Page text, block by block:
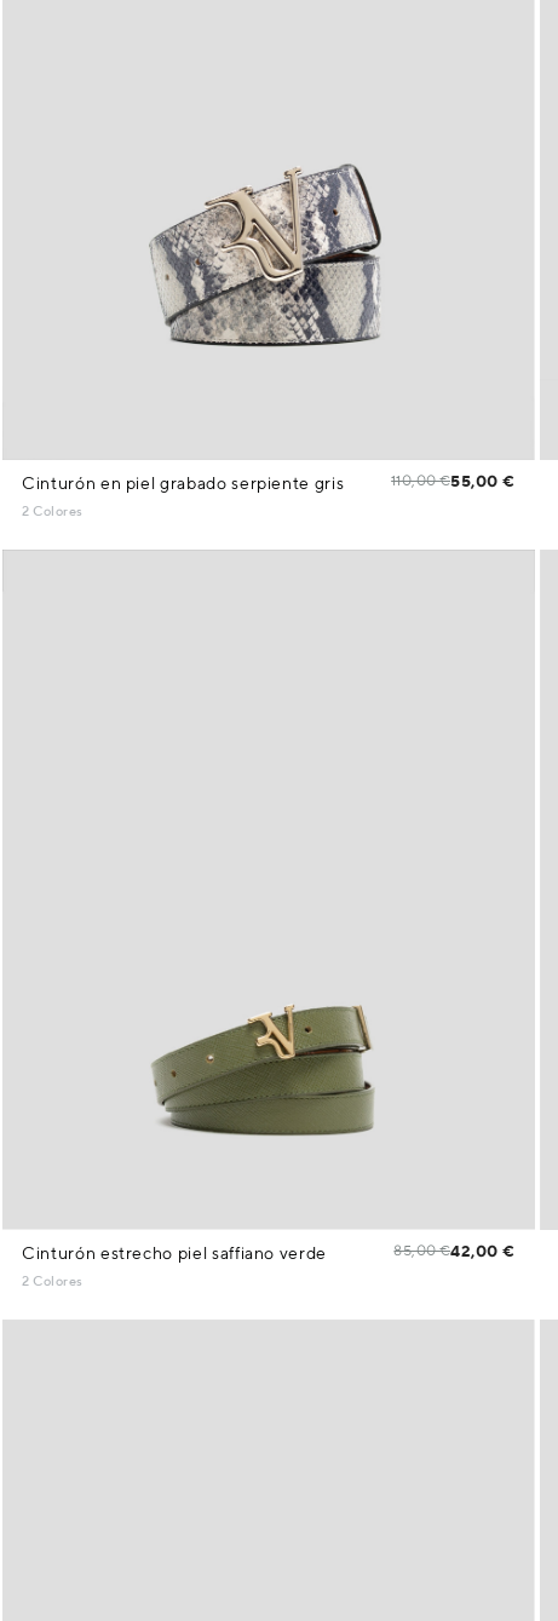
Cinturón en piel grabado serpiente gris 110,00 €55,00 €
2 Colores
Cinturón estrecho piel saffiano verde 85,00 €42,00 €
2 Colores